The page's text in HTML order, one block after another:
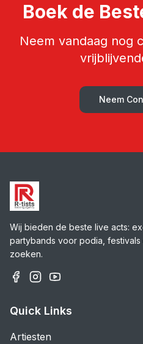
Boek de
Neem vandaag nog
Neem
Wij bieden de beste live acts:
partybands voor podia,
zoeken.
Quick Links
Artiesten